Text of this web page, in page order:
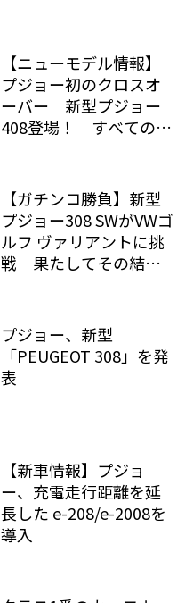
【ニューモデル情報】
プジョー初のクロスオ
ーバー 新型プジョー
408登場！ すべての情
【ガチンコ勝負】新型
プジョー308 SWがVWゴ
ルフ ヴァリアントに挑
戦 果たしてその結果
プジョー、新型
「PEUGEOT 308」を発
表
【新車情報】プジョ
ー、充電走行距離を延
長した e-208/e-2008を
導入